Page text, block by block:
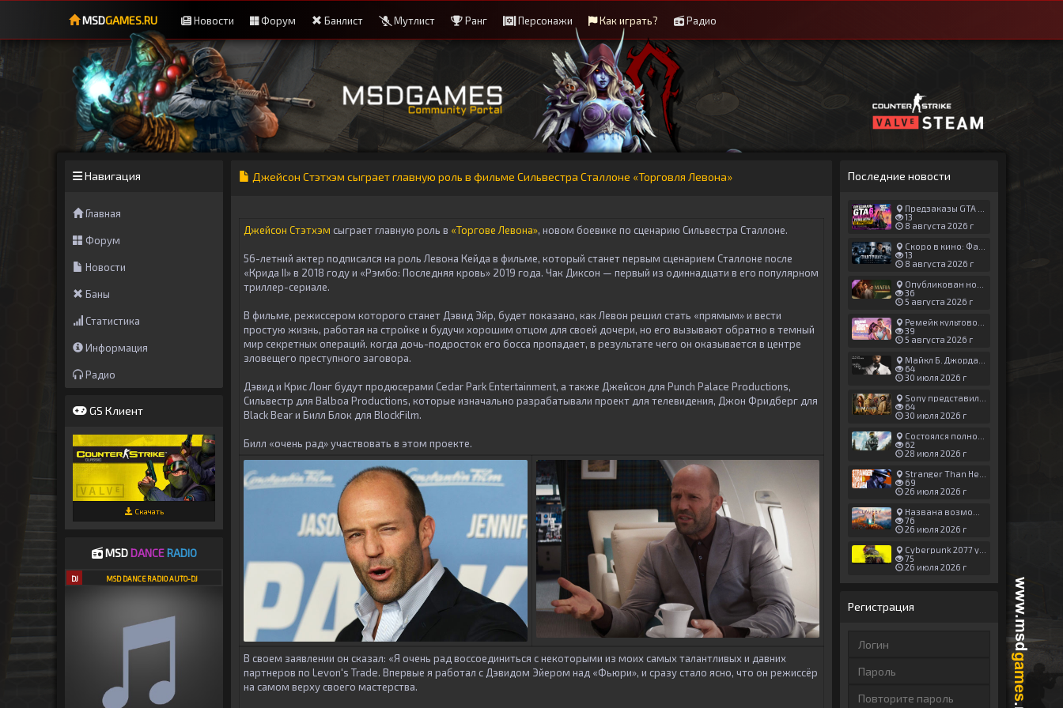
MSDGAMES.RU Новости Форум Банлист Мутлист Ранг Персонажи Как играть? Радио
Навигация
Главная
Форум
Новости
Баны
Статистика
Информация
Радио
GS Клиент
Скачать
MSDDANCE RADIO
DJ MSD DANCE RADIO AUTO-DJ
Джейсон Стэтхэм сыграет главную роль в фильме Сильвестра Сталлоне «Торговля Левона»
Джейсон Стэтхэм сыграет главную роль в «Торгове Левона», новом боевике по сценарию Сильвестра Сталлоне.
56-летний актер подписался на роль Левона Кейда в фильме, который станет первым сценарием Сталлоне после
«Крида II» в 2018 году и «Рэмбо: Последняя кровь» 2019 года. Чак Диксон — первый из одиннадцати в его популярном
триллер-сериале.
В фильме, режиссером которого станет Дэвид Эйр, будет показано, как Левон решил стать «прямым» и вести
простую жизнь, работая на стройке и будучи хорошим отцом для своей дочери, но его вызывают обратно в темный
мир секретных операций. когда дочь-подросток его босса пропадает, в результате чего он оказывается в центре
зловещего преступного заговора.
Дэвид и Крис Лонг будут продюсерами Cedar Park Entertainment, а также Джейсон для Punch Palace Productions,
Сильвестр для Balboa Productions, которые изначально разрабатывали проект для телевидения, Джон Фридберг для
Black Bear и Билл Блок для BlockFilm.
Билл «очень рад» участвовать в этом проекте.
В своем заявлении он сказал: «Я очень рад воссоединиться с некоторыми из моих самых талантливых и давних
партнеров по Levon's Trade. Впервые я работал с Дэвидом Эйером над «Фьюри», и сразу стало ясно, что он режиссёр
на самом верху своего мастерства.
Последние новости
Предзаказы GTA 6 идут отлично — релиз игры не перенесут
13
8 августа 2026 г
Скоро в кино: Фантомас. Новый мир (2027)
13
8 августа 2026 г
Опубликован новый геймплей Man of Honor для Mafia: The Old Country
36
5 августа 2026 г
Ремейк культовой японской игры задержали ради выхода GTA 6
39
5 августа 2026 г
Майкл Б. Джордан сыграл главную роль в новой «Афере Томаса Крауна»
64
30 июля 2026 г
Sony представила трейлер новой части «Джуманджи»
64
30 июля 2026 г
Состоялся полноценный релиз Halo: Campaign Evolved
62
28 июля 2026 г
Stranger Than Heaven получила новый трейлер с акцентом на жестокие драки
69
26 июля 2026 г
Названа возможная дата выхода God of War: Laufey — 16 февраля 2027 года
76
26 июля 2026 г
Cyberpunk 2077 установила новый рекорд: 1,5 млрд загрузок модов, в топе — контент 18+
75
26 июля 2026 г
Регистрация